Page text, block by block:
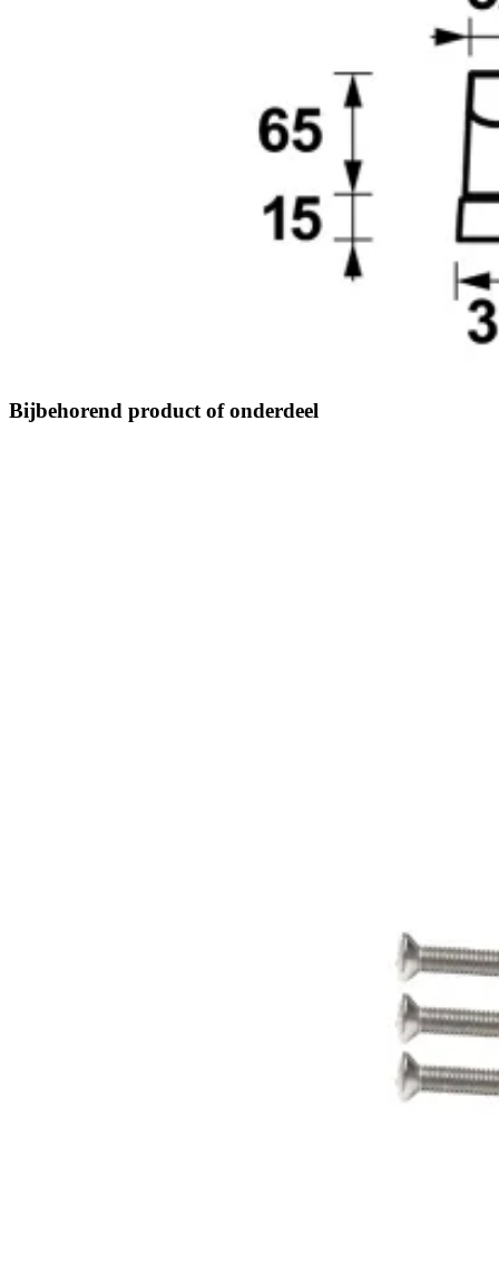
Bijbehorend product of onderdeel